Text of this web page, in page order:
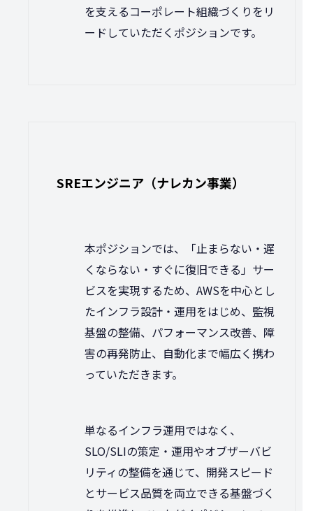
を支えるコーポレート組織づくりをリ
ードしていただくポジションです。
SREエンジニア（ナレカン事業）
本ポジションでは、「止まらない・遅
くならない・すぐに復旧できる」サー
ビスを実現するため、AWSを中心とし
たインフラ設計・運用をはじめ、監視
基盤の整備、パフォーマンス改善、障
害の再発防止、自動化まで幅広く携わ
っていただきます。
単なるインフラ運用ではなく、
SLO/SLIの策定・運用やオブザーバビ
リティの整備を通じて、開発スピード
とサービス品質を両立できる基盤づく